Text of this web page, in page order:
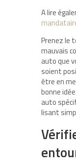
A lire
Prenez le
mauvais
auto que
soient
être en
bonne
auto
lisant